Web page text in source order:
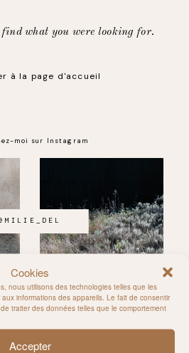
Cookies
nous utilisons des technologies telles que les
informations des appareils. Le fait de consentir
traiter des données telles que le comportement
Accepter
what you were looking for.
à la page d'accueil
moi sur Instagram